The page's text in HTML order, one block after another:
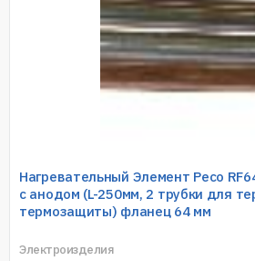
Нагревательный Элемент Ресо
с анодом (L-250мм, 2 трубки для
термозащиты) фланец 64 мм
Электроизделия